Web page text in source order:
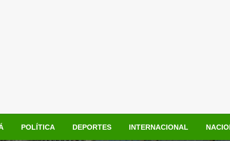
POLÍTICA DEPORTES INTERNACIONAL